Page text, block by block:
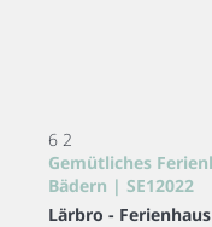
6 2
Gemütliches
Bädern | SE12022
Lärbro - Ferienhaus